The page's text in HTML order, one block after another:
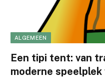
ALGEMEEN
Een tipi tent: van
moderne